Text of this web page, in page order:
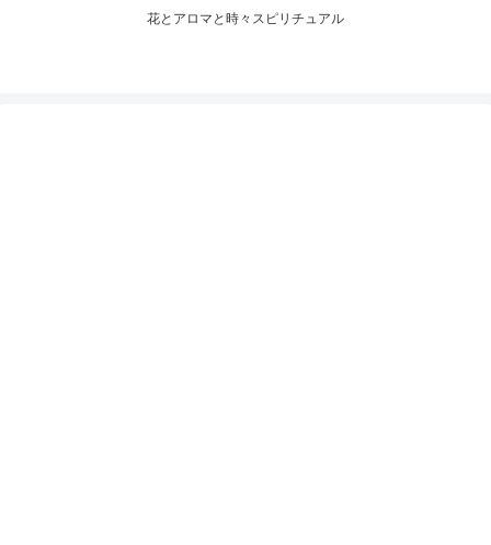
花とアロマと時々スピリチュアル